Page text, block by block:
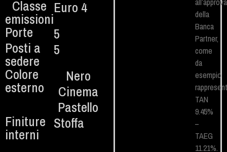
Classe
emissioni
Euro 4
Porte
5
Posti a
sedere
5
Colore
esterno
Nero
Cinema
Pastello
Finiture
interni
Stoffa
della
Banca
Partner,
come
da
esempio
TAN
9.45%
–
TAEG
11.21%.